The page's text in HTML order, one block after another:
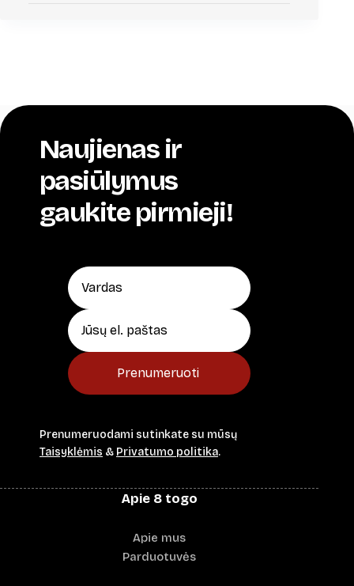
Naujienas ir
pasiūlymus
gaukite pirmieji!
Prenumeruoti
Prenumeruodami sutinkate su mūsų
Taisyklėmis & Privatumo politika.
Apie 8 togo
Apie mus
Parduotuvės